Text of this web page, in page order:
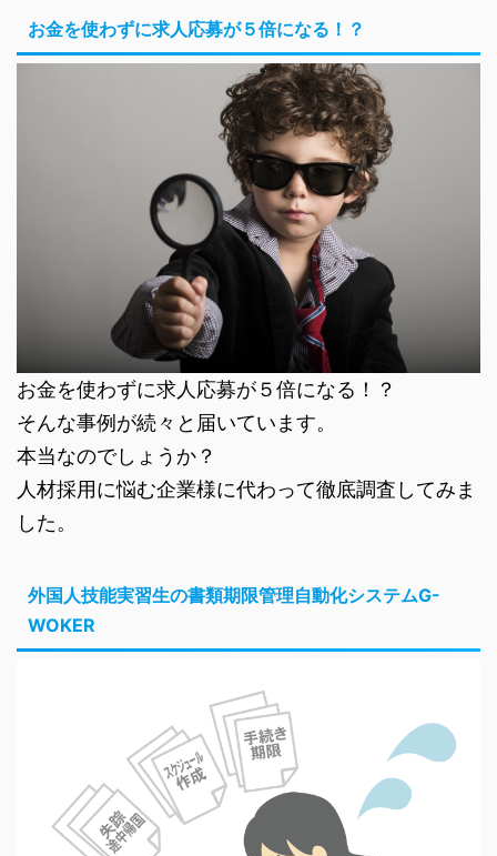
お金を使わずに求人応募が５倍になる！？
お金を使わずに求人応募が５倍になる！？
そんな事例が続々と届いています。
本当なのでしょうか？
人材採用に悩む企業様に代わって徹底調査してみま
した。
外国人技能実習生の書類期限管理自動化システムG-
WOKER